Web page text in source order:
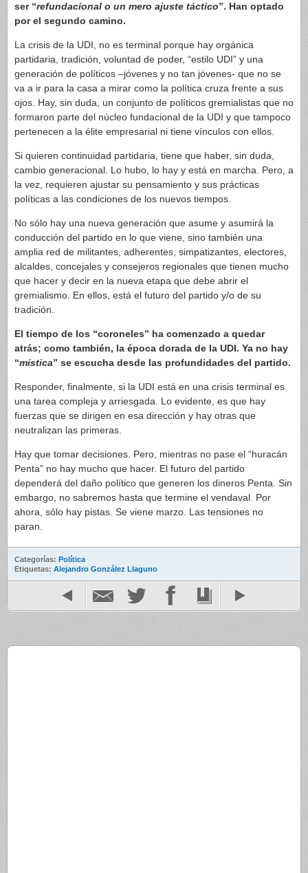
ser “refundacional o un mero ajuste táctico”. Han optado
por el segundo camino.
La crisis de la UDI, no es terminal porque hay orgánica
partidaria, tradición, voluntad de poder, “estilo UDI” y una
generación de políticos –jóvenes y no tan jóvenes- que no se
va a ir para la casa a mirar como la política cruza frente a sus
ojos. Hay, sin duda, un conjunto de políticos gremialistas que no
formaron parte del núcleo fundacional de la UDI y que tampoco
pertenecen a la élite empresarial ni tiene vínculos con ellos.
Si quieren continuidad partidaria, tiene que haber, sin duda,
cambio generacional. Lo hubo, lo hay y está en marcha. Pero, a
la vez, requieren ajustar su pensamiento y sus prácticas
políticas a las condiciones de los nuevos tiempos.
No sólo hay una nueva generación que asume y asumirá la
conducción del partido en lo que viene, sino también una
amplia red de militantes, adherentes, simpatizantes, electores,
alcaldes, concejales y consejeros regionales que tienen mucho
que hacer y decir en la nueva etapa que debe abrir el
gremialismo. En ellos, está el futuro del partido y/o de su
tradición.
El tiempo de los “coroneles” ha comenzado a quedar
atrás; como también, la época dorada de la UDI. Ya no hay
“mística” se escucha desde las profundidades del partido.
Responder, finalmente, si la UDI está en una crisis terminal es
una tarea compleja y arriesgada. Lo evidente, es que hay
fuerzas que se dirigen en esa dirección y hay otras que
neutralizan las primeras.
Hay que tomar decisiones. Pero, mientras no pase el “huracán
Penta” no hay mucho que hacer. El futuro del partido
dependerá del daño político que generen los dineros Penta. Sin
embargo, no sabremos hasta que termine el vendaval. Por
ahora, sólo hay pistas. Se viene marzo. Las tensiones no
paran.
Categorías: Política
Etiquetas: Alejandro González Llaguno